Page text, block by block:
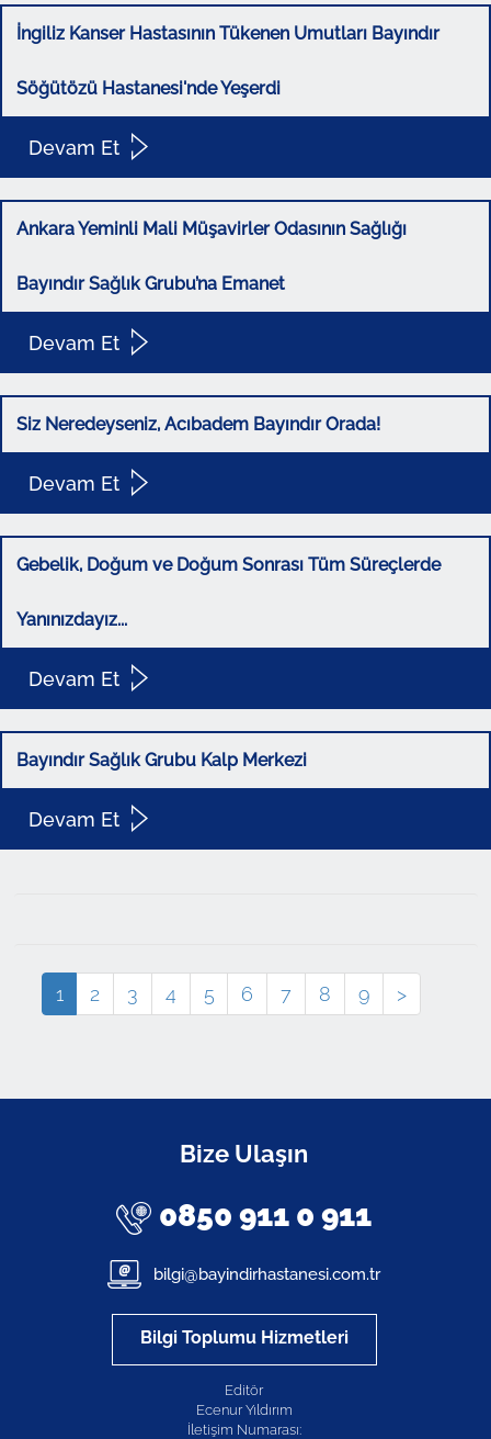
İngiliz Kanser Hastasının Tükenen Umutları Bayındır
Söğütözü Hastanesi'nde Yeşerdi
Devam Et
Ankara Yeminli Mali Müşavirler Odasının Sağlığı
Bayındır Sağlık Grubu’na Emanet
Devam Et
Siz Neredeyseniz, Acıbadem Bayındır Orada!
Devam Et
Gebelik, Doğum ve Doğum Sonrası Tüm Süreçlerde
Yanınızdayız...
Devam Et
Bayındır Sağlık Grubu Kalp Merkezi
Devam Et
1 2 3 4 5 6 7 8 9 >
Bize Ulaşın
0850 911 0 911
bilgi@bayindirhastanesi.com.tr
Bilgi Toplumu Hizmetleri
Editör
Ecenur Yıldırım
İletişim Numarası: